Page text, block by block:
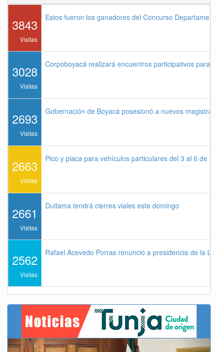
3843
Visitas
Estos fueron los ganadores del Concurso
3028
Visitas
Corpoboyacá realizará encuentros participativos para
2693
Visitas
Gobernación de Boyacá posesionó a nuevos
2663
Visitas
Pico y placa para vehículos particulares del 3 al 6 de
2661
Visitas
Duitama tendrá cierres viales este domingo
2562
Visitas
Rafael Acevedo Porras renunció a presidencia de la
Previous Next